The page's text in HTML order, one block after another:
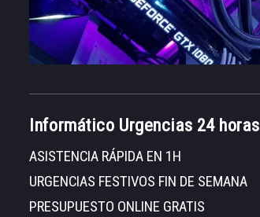
Informático Urgencias 24 horas
ASISTENCIA RÁPIDA EN 1H
URGENCIAS FESTIVOS FIN DE SEMANA
PRESUPUESTO ONLINE GRATIS